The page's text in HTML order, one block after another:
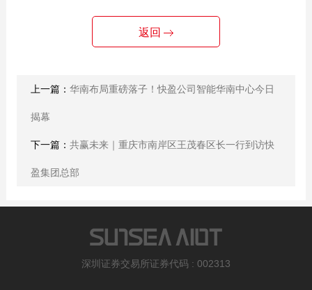
返回
上一篇： 华南布局重磅落子！快盈公司智能华南中心今日
揭幕
下一篇： 共赢未来｜重庆市南岸区王茂春区长一行到访快
盈集团总部
深圳证券交易所证券代码 : 002313